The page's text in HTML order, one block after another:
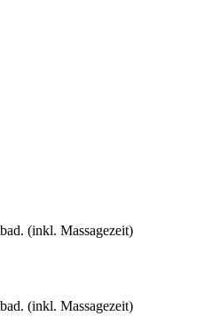
(inkl. Massagezeit)
(inkl. Massagezeit)